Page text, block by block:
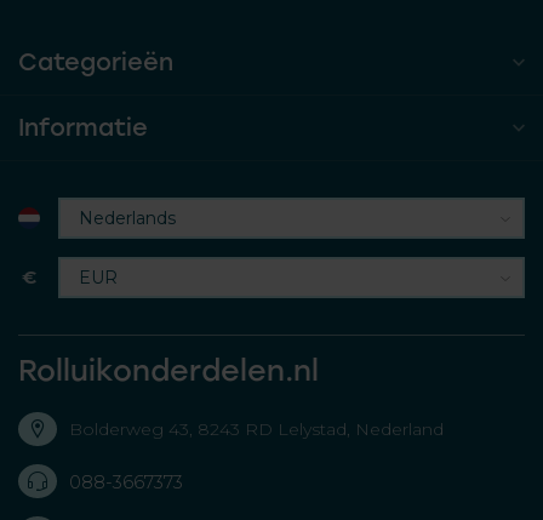
Categorieën
Informatie
€
Rolluikonderdelen.nl
Bolderweg 43, 8243 RD Lelystad, Nederland
088-3667373